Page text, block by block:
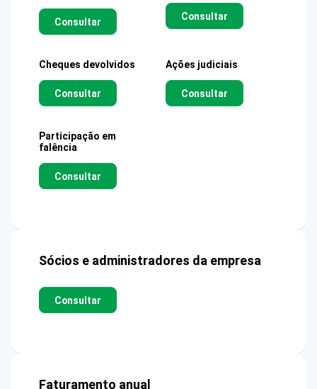
Consultar Consultar
Cheques devolvidos
Consultar
Ações judiciais
Consultar
Participação em
falência
Consultar
Sócios e administradores da empresa
Consultar
Faturamento anual